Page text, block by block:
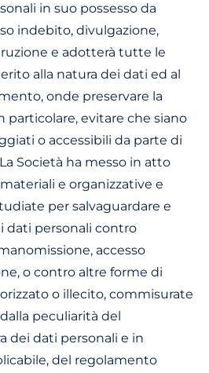
in suo possesso da
indebito, divulgazione,
e adotterà tutte le
alla natura dei dati ed al
onde preservare la
particolare, evitare che siano
o accessibili da parte di
Società ha messo in atto
e organizzative e
per salvaguardare e
dati personali contro
accesso
o contro altre forme di
o illecito, commisurate
peculiarità del
dei dati personali e in
del regolamento